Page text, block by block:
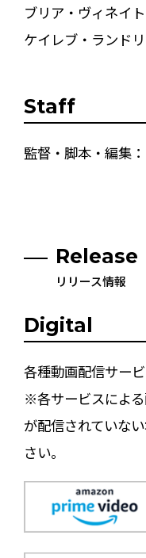
ブリア・ヴィネイト
ケイレブ・ランド
Staff
監督・脚本・編集
Release
リリース情報
Digital
各種動画配信サー
※各サービスによ
が配信されていな
さい。